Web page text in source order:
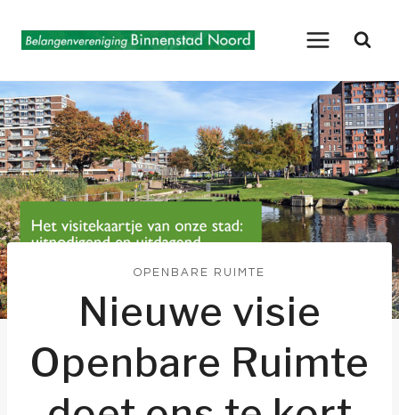
naar
OPENBARE RUIMTE
Nieuwe visie
Openbare Ruimte